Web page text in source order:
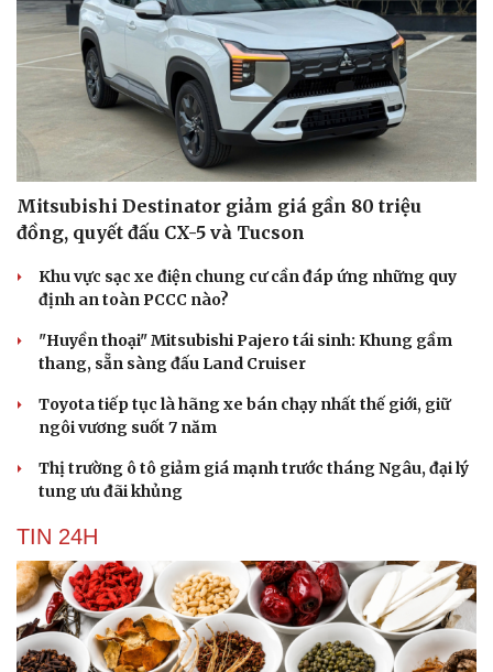
Cải chính
Mitsubishi Destinator giảm giá gần 80 triệu
đồng, quyết đấu CX-5 và Tucson
Khu vực sạc xe điện chung cư cần đáp ứng những quy
định an toàn PCCC nào?
"Huyền thoại" Mitsubishi Pajero tái sinh: Khung gầm
thang, sẵn sàng đấu Land Cruiser
Toyota tiếp tục là hãng xe bán chạy nhất thế giới, giữ
ngôi vương suốt 7 năm
Thị trường ô tô giảm giá mạnh trước tháng Ngâu, đại lý
tung ưu đãi khủng
TIN 24H